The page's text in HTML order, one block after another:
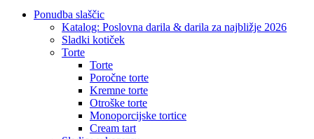
Close
Ponudba slaščic
Katalog: Poslovna darila & darila za najbližje 2026
Sladki kotiček
Torte
Torte
Poročne torte
Kremne torte
Otroške torte
Monoporcijske tortice
Cream tart